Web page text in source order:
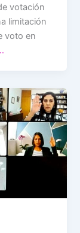
votación
limitación
voto en